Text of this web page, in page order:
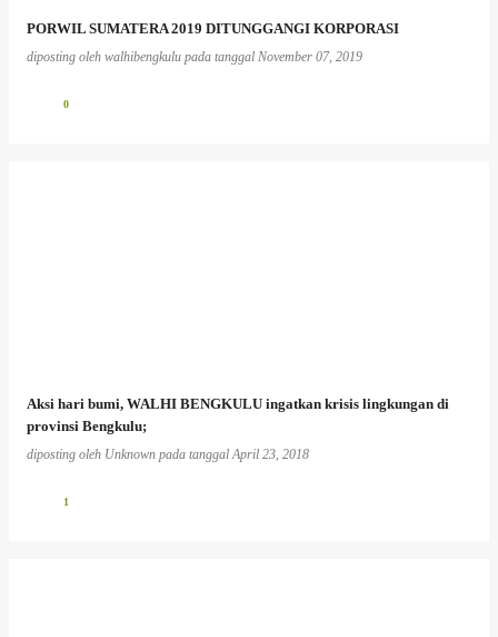
PORWIL SUMATERA 2019 DITUNGGANGI KORPORASI
diposting oleh walhibengkulu pada tanggal November 07, 2019
0
Aksi hari bumi, WALHI BENGKULU ingatkan krisis lingkungan di
provinsi Bengkulu;
diposting oleh Unknown pada tanggalApril 23, 2018
1